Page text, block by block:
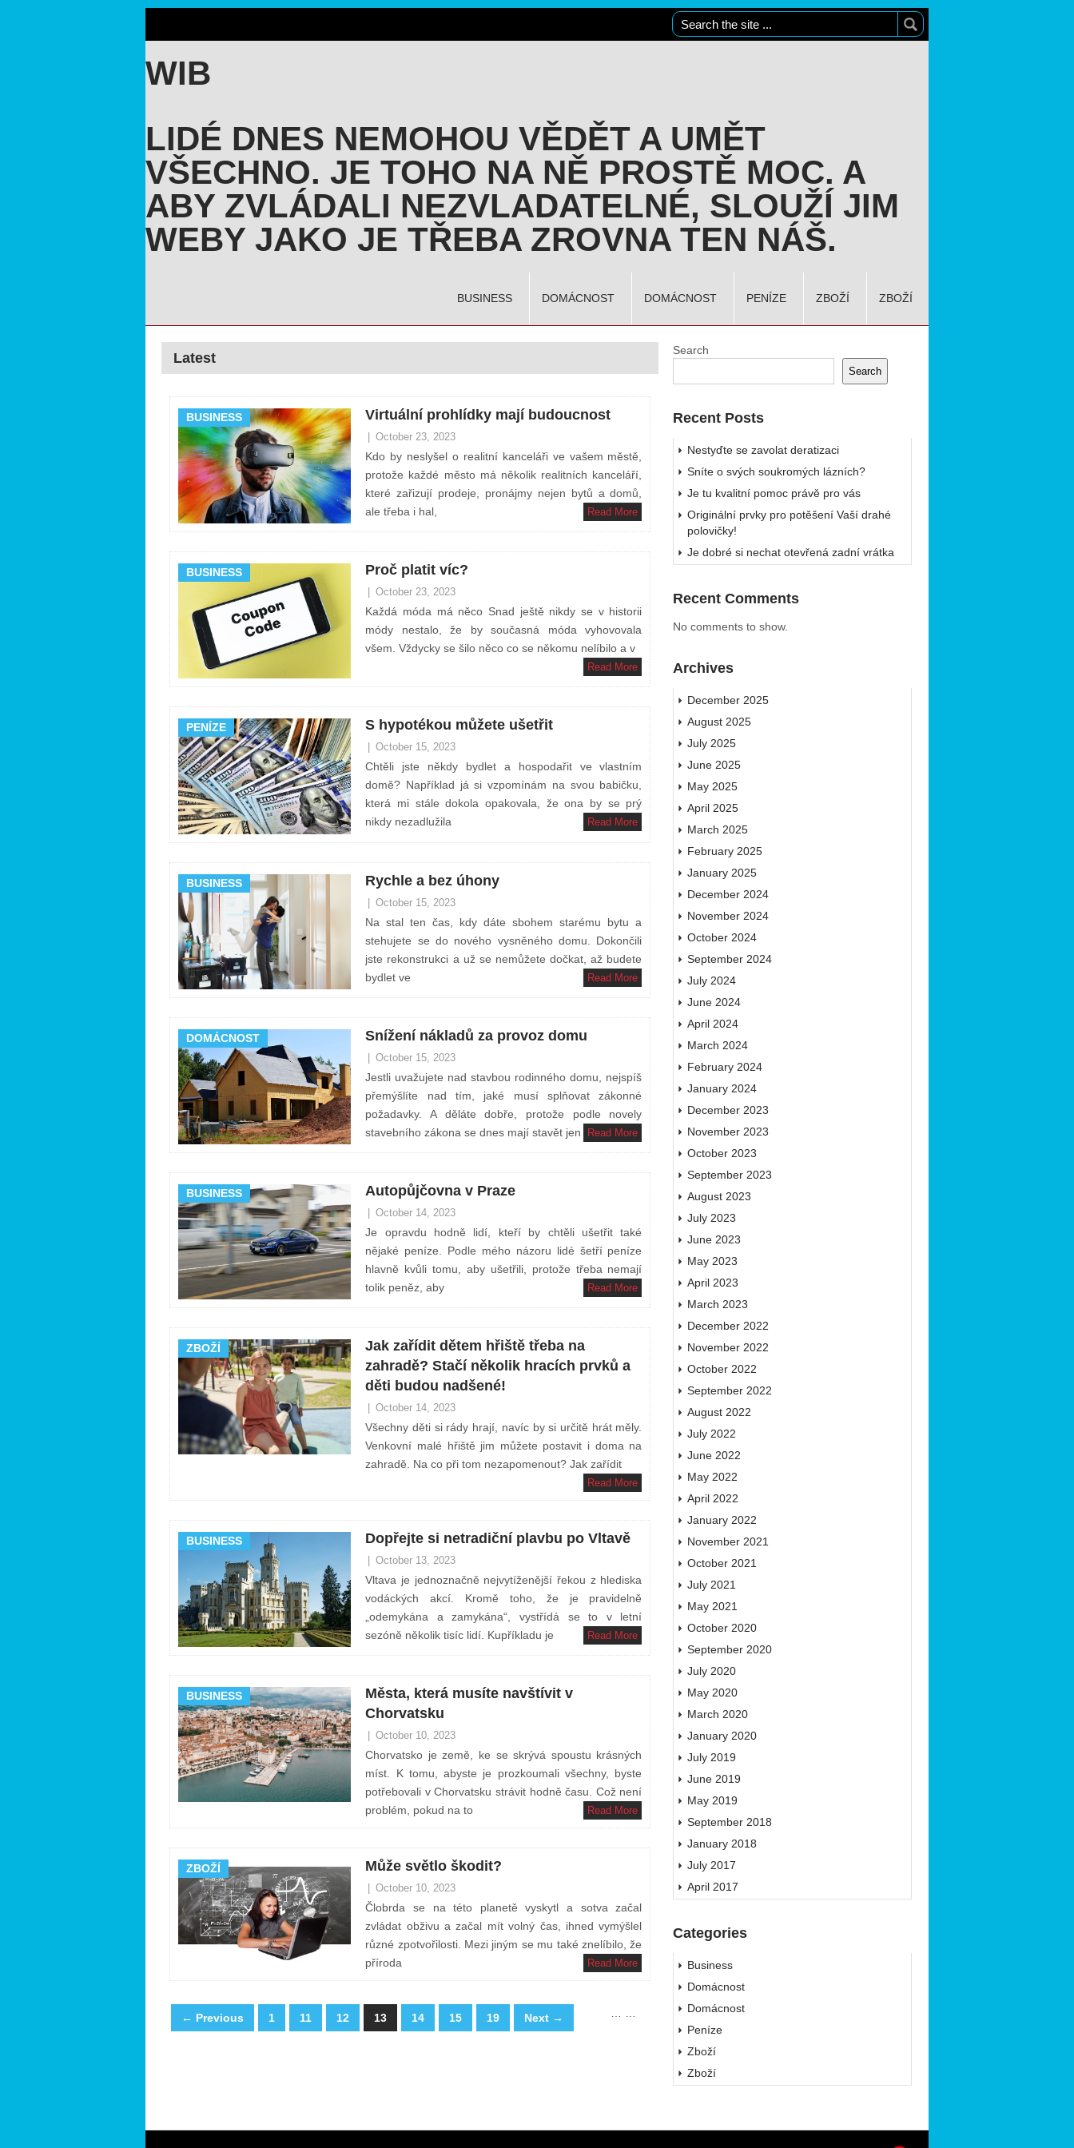
WIB
LIDÉ DNES NEMOHOU VĚDĚT A UMĚT
VŠECHNO. JE TOHO NA NĚ PROSTĚ MOC. A
ABY ZVLÁDALI NEZVLADATELNÉ, SLOUŽÍ JIM
WEBY JAKO JE TŘEBA ZROVNA TEN NÁŠ.
BUSINESS DOMÁCNOST DOMÁCNOST PENÍZE ZBOŽÍ ZBOŽÍ
Latest
BUSINESS Virtuální prohlídky mají budoucnost
October 23, 2023
Kdo by neslyšel o realitní kanceláři ve vašem městě,
protože každé město má několik realitních kanceláří,
které zařizují prodeje, pronájmy nejen bytů a domů,
ale třeba i hal,
Read More
BUSINESS Proč platit víc?
October 23, 2023
Každá móda má něco Snad ještě nikdy se v historii
módy nestalo, že by současná móda vyhovovala
všem. Vždycky se šilo něco co se někomu nelíbilo a v
Read More
PENÍZE S hypotékou můžete ušetřit
October 15, 2023
Chtěli jste někdy bydlet a hospodařit ve vlastním
domě? Například já si vzpomínám na svou babičku,
která mi stále dokola opakovala, že ona by se prý
nikdy nezadlužila
Read More
BUSINESS Rychle a bez úhony
| October 15, 2023
Na stal ten čas, kdy dáte sbohem starému bytu a
stehujete se do nového vysněného domu. Dokončili
jste rekonstrukci a už se nemůžete dočkat, až budete
bydlet ve
Read More
DOMÁCNOST Snížení nákladů za provoz domu
| October 15, 2023
Jestli uvažujete nad stavbou rodinného domu, nejspíš
přemýšlíte nad tím, jaké musí splňovat zákonné
požadavky. A děláte dobře, protože podle novely
stavebního zákona se dnes mají stavět jen
Read More
BUSINESS Autopůjčovna v Praze
October 14, 2023
Je opravdu hodně lidí, kteří by chtěli ušetřit také
nějaké peníze. Podle mého názoru lidé šetří peníze
hlavně kvůli tomu, aby ušetřili, protože třeba nemají
tolik peněz, aby
Read More
ZBOŽÍ
Jak zařídit dětem hřiště třeba na
zahradě? Stačí několik hracích prvků a
děti budou nadšené!
October 14, 2023
Všechny děti si rády hrají, navíc by si určitě hrát měly.
Venkovní malé hřiště jim můžete postavit i doma na
zahradě. Na co při tom nezapomenout? Jak zařídit
Read More
BUSINESS Dopřejte si netradiční plavbu po Vltavě
October 13, 2023
Vltava je jednoznačně nejvytíženější řekou z hlediska
vodáckých akcí. Kromě toho, že je pravidelně
„odemykána a zamykána“, vystřídá se to v letní
sezóně několik tisíc lidí. Kupříkladu je
Read More
BUSINESS
Města, která musíte navštívit v
Chorvatsku
October 10, 2023
Chorvatsko je země, ke se skrývá spoustu krásných
míst. K tomu, abyste je prozkoumali všechny, byste
potřebovali v Chorvatsku strávit hodně času. Což není
problém, pokud na to
Read More
ZBOŽÍ Může světlo škodit?
October 10, 2023
Člobrda se na této planetě vyskytl a sotva začal
zvládat obživu a začal mít volný čas, ihned vymýšlel
různé zpotvořilosti. Mezi jiným se mu také znelíbilo, že
příroda
Read More
← Previous 1 11 12 13 14 15 19 Next →
Search
Search
Recent Posts
Nestyďte se zavolat deratizaci
Sníte o svých soukromých lázních?
Je tu kvalitní pomoc právě pro vás
Originální prvky pro potěšení Vaší drahé
polovičky!
Je dobré si nechat otevřená zadní vrátka
Recent Comments
No comments to show.
Archives
December 2025
August 2025
July 2025
June 2025
May 2025
April 2025
March 2025
February 2025
January 2025
December 2024
November 2024
October 2024
September 2024
July 2024
June 2024
April 2024
March 2024
February 2024
January 2024
December 2023
November 2023
October 2023
September 2023
August 2023
July 2023
June 2023
May 2023
April 2023
March 2023
December 2022
November 2022
October 2022
September 2022
August 2022
July 2022
June 2022
May 2022
April 2022
January 2022
November 2021
October 2021
July 2021
May 2021
October 2020
September 2020
July 2020
May 2020
March 2020
January 2020
July 2019
June 2019
May 2019
September 2018
January 2018
July 2017
April 2017
Categories
Business
Domácnost
Domácnost
Peníze
Zboží
Zboží